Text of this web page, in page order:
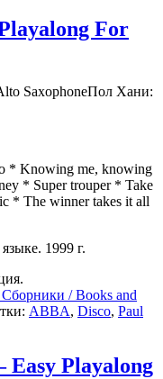
For
Пол Хани:
* Knowing me, knowing
* Super trouper * Take
* The winner takes it all
1999 г.
/ Books and
ABBA, Disco, Paul
Playalong